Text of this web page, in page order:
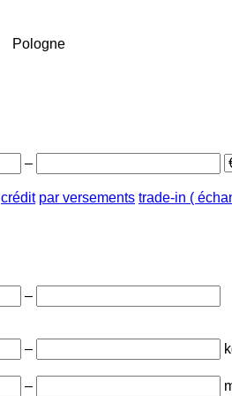
Pologne
–
crédit par versements trade-in (
–
–
–